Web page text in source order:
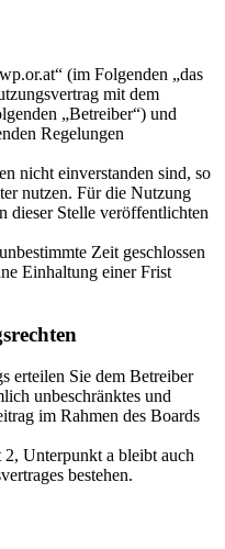
(im Folgenden „das
mit dem
„Betreiber“) und
Regelungen
nicht einverstanden sind, so
nutzen. Für die Nutzung
dieser Stelle veröffentlichten
Zeit geschlossen
Einhaltung einer Frist
erteilen Sie dem Betreiber
unbeschränktes und
im Rahmen des Boards
Unterpunkt a bleibt auch
bestehen.